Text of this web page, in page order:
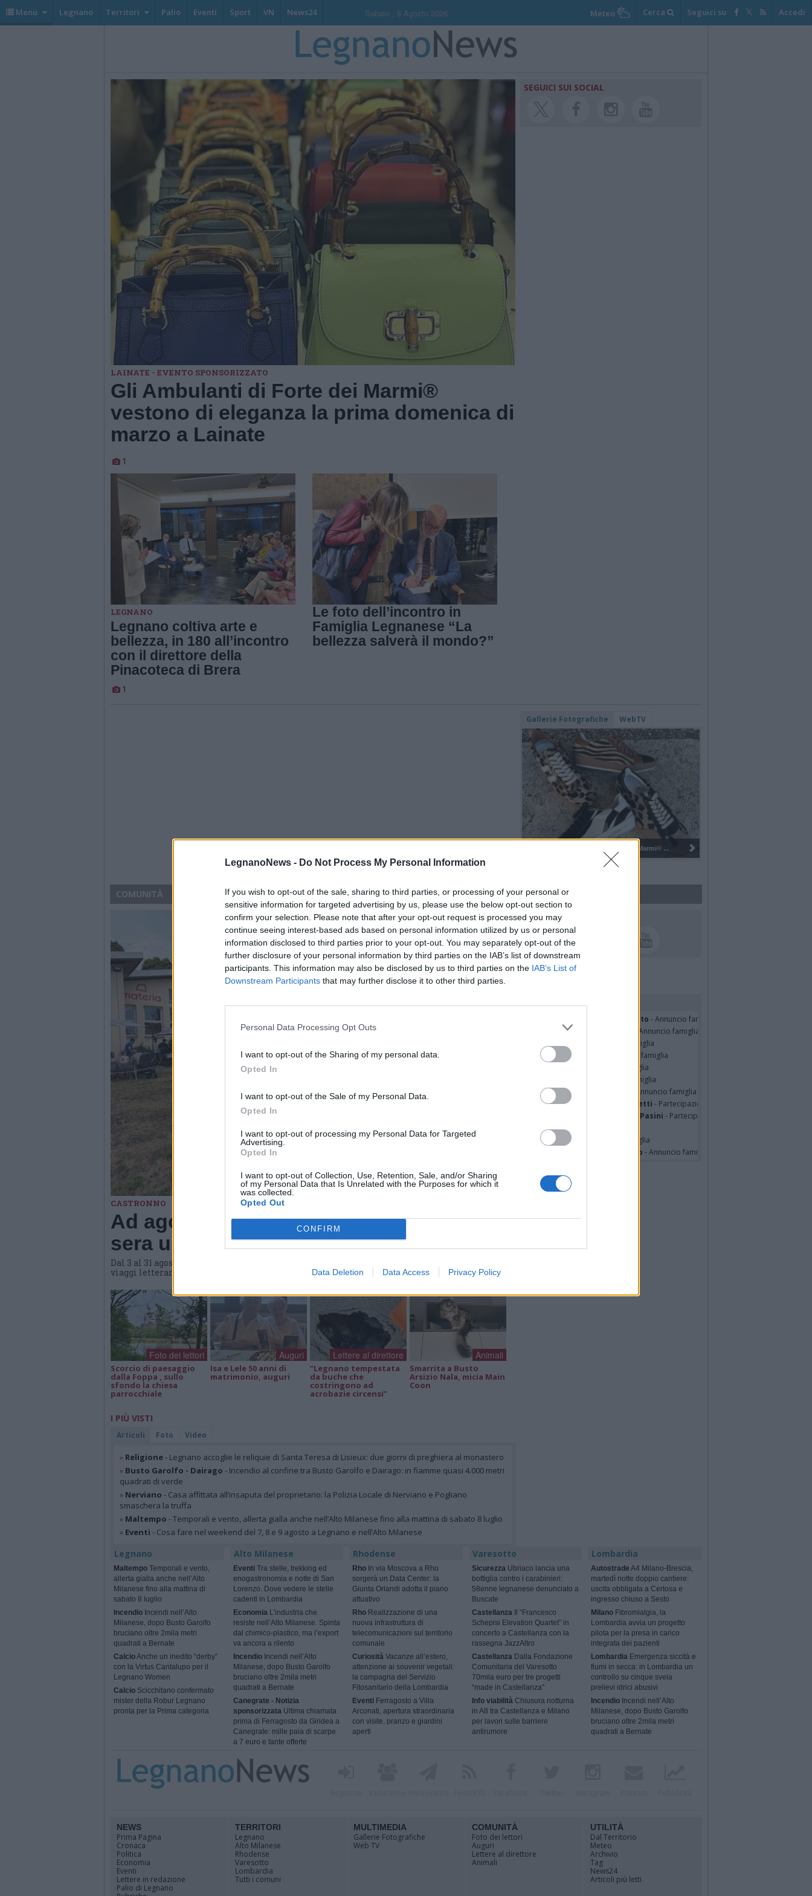
LegnanoNews - Do Not Process My Personal Information
If you wish to opt-out of the sale, sharing to third parties, or processing of your personal or
sensitive information for targeted advertising by us, please use the below opt-out section to
confirm your selection. Please note that after your opt-out request is processed you may
continue seeing interest-based ads based on personal information utilized by us or personal
information disclosed to third parties prior to your opt-out. You may separately opt-out of the
further disclosure of your personal information by third parties on the IAB’s list of downstream
participants. This information may also be disclosed by us to third parties on the IAB’s List of
Downstream Participants that may further disclose it to other third parties.
Personal Data Processing Opt Outs
I want to opt-out of the Sharing of my personal data.
Opted In
I want to opt-out of the Sale of my Personal Data.
Opted In
I want to opt-out of processing my Personal Data for Targeted
Advertising.
Opted In
I want to opt-out of Collection, Use, Retention, Sale, and/or Sharing
of my Personal Data that Is Unrelated with the Purposes for which it
was collected.
Opted Out
CONFIRM
Data Deletion Data Access Privacy Policy
Menù Legnano Territori Palio Eventi Sport VN News24 Sabato , 8 Agosto 2026 Meteo Cerca Seguici su Accedi
LAINATE - EVENTO SPONSORIZZATO
Gli Ambulanti di Forte dei Marmi®
vestono di eleganza la prima domenica di
marzo a Lainate
1
SEGUICI SUI SOCIAL
LEGNANO
Legnano coltiva arte e
bellezza, in 180 all’incontro
con il direttore della
Pinacoteca di Brera
1
Le foto dell’incontro in
Famiglia Legnanese “La
bellezza salverà il mondo?”
Gallerie Fotografiche WebTV
Pulizia del bosco del Rugareto a ...
COMUNITÀ
CASTRONNO
Ad agosto Materia non va in ferie: ogni
sera una proposta per te
Dal 3 al 31 agosto l'hub culturale di Castronno propone un appuntamento diverso ogni sera, tra
viaggi letterari e gastronomici, conversazioni, laboratori creativi, sfide musicali e burraco
Foto dei lettori
Scorcio di paesaggio
dalla Foppa , sullo
sfondo la chiesa
parrocchiale
Auguri
Isa e Lele 50 anni di
matrimonio, auguri
Lettere al direttore
“Legnano tempestata
da buche che
costringono ad
acrobazie circensi”
Animali
Smarrita a Busto
Arsizio Nala, micia Main
Coon
I PIÙ VISTI
Articoli Foto Video
» Religione- Legnano accoglie le reliquie di Santa Teresa di Lisieux: due giorni di preghiera al monastero
» Busto Garolfo - Dairago - Incendio al confine tra Busto Garolfo e Dairago: in fiamme quasi 4.000 metri
quadrati di verde
» Nerviano - Casa affittata all’insaputa del proprietario: la Polizia Locale di Nerviano e Pogliano
smaschera la truffa
» Maltempo - Temporali e vento, allerta gialla anche nell’Alto Milanese fino alla mattina di sabato 8 luglio
» Eventi - Cosa fare nel weekend del 7, 8 e 9 agosto a Legnano e nell’Alto Milanese
SEGUICI SUI SOCIAL
Alverina Martini ved. Cecconato - Annuncio famiglia
Cornelia Masini Ved. Pagani
- Annuncio famiglia
- Annuncio famiglia
Alessando Colombo
- Annuncio famiglia
- Annuncio famiglia
- Annuncio famiglia
Ginette Pedotti ved. Urbini
- Annuncio famiglia
Gianfranco Schieroni Giacometti - Partecipazione
Clementina Martinenghi ved. Pasini - Partecipazione
Marian Jasik
Achille Mazzini
- Annuncio famiglia
Teresa Squicciarini ved. Greco - Annuncio famiglia
Legnano
Maltempo Temporali e vento,
allerta gialla anche nell’Alto
Milanese fino alla mattina di
sabato 8 luglio
Incendio Incendi nell’Alto
Milanese, dopo Busto Garolfo
bruciano oltre 2mila metri
quadrati a Bernate
CalcioAnche un inedito “derby”
con la Virtus Cantalupo per il
Legnano Women
Calcio Scicchitano confermato
mister della Robur Legnano
pronta per la Prima categoria
Alto Milanese
EventiTra stelle, trekking ed
enogastronomia e notte di San
Lorenzo. Dove vedere le stelle
cadenti in Lombardia
EconomiaL’industria che
resiste nell’Alto Milanese. Spinta
dal chimico-plastico, ma l’export
va ancora a rilento
IncendioIncendi nell’Alto
Milanese, dopo Busto Garolfo
bruciano oltre 2mila metri
quadrati a Bernate
Canegrate - Notizia
sponsorizzataUltima chiamata
prima di Ferragosto da Giridea a
Canegrate: mille paia di scarpe
a 7 euro e tante offerte
Rhodense
Rho In via Moscova a Rho
sorgerà un Data Center: la
Giunta Orlandi adotta il piano
attuativo
Rho Realizzazione di una
nuova infrastruttura di
telecomunicazioni sul territorio
comunale
Curiosità Vacanze all’estero,
attenzione ai souvenir vegetali:
la campagna del Servizio
Fitosanitario della Lombardia
Eventi Ferragosto a Villa
Arconati, apertura straordinaria
con visite, pranzo e giardini
aperti
Varesotto
SicurezzaUbriaco lancia una
bottiglia contro i carabinieri:
58enne legnanese denunciato a
Buscate
CastellanzaIl “Francesco
Schepisi Elevation Quartet” in
concerto a Castellanza con la
rassegna JazzAltro
CastellanzaDalla Fondazione
Comunitaria del Varesotto
70mila euro per tre progetti
“made in Castellanza”
Info viabilitàChiusura notturna
in A8 tra Castellanza e Milano
per lavori sulle barriere
antirumore
Lombardia
Autostrade A4 Milano-Brescia,
martedì notte doppio cantiere:
uscita obbligata a Certosa e
ingresso chiuso a Sesto
Milano Fibromialgia, la
Lombardia avvia un progetto
pilota per la presa in carico
integrata dei pazienti
Lombardia Emergenza siccità e
fiumi in secca: in Lombardia un
controllo su cinque svela
prelievi idrici abusivi
Incendio Incendi nell’Alto
Milanese, dopo Busto Garolfo
bruciano oltre 2mila metri
quadrati a Bernate
NEWS
Prima Pagina
Cronaca
Politica
Economia
Eventi
Lettere in redazione
Palio di Legnano
TERRITORI
Legnano
Alto Milanese
Rhodense
Varesotto
Lombardia
Tutti i comuni
MULTIMEDIA
Gallerie Fotografiche
Web TV
COMUNITÀ
Foto dei lettori
Auguri
Lettere al direttore
Animali
UTILITÀ
Dal Territorio
Meteo
Archivio
Tag
News24
Articoli più letti